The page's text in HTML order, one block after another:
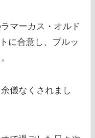
マーカス・オルド
に合意し、ブルッ
儀なくされまし